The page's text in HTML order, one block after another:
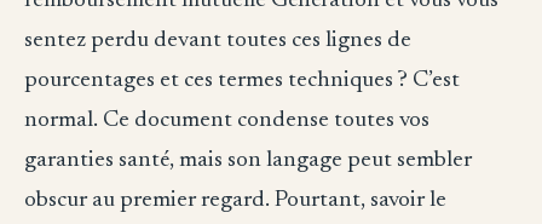
sentez perdu devant toutes ces lignes de
pourcentages et ces termes techniques ? C’est
normal. Ce document condense toutes vos
garanties santé, mais son langage peut sembler
obscur au premier regard. Pourtant, savoir le